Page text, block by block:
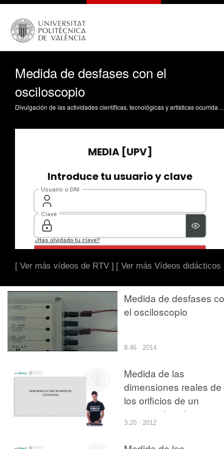
Medida de desfases con el
osciloscopio
Divulgación de las actividades científicas, tecnológicas y artísticas ocurridas en los tres campus de la UPV
[ Ver más vídeos de RTV ] [ Ver más Vídeos didácticos
Medida de desfases
el osciloscopio
8:46 · 2014
Medida de las
dimensiones reales de
los orificios de un
inyector diesel tipo
\"common rail\","El
3:20 · 2012